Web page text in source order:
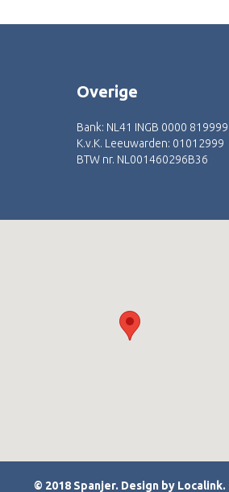
Overige
Bank: NL41 INGB 0000 819999
K.v.K. Leeuwarden: 01012999
BTW nr. NL001460296B36
© 2018 Spanjer. Design by Localink.